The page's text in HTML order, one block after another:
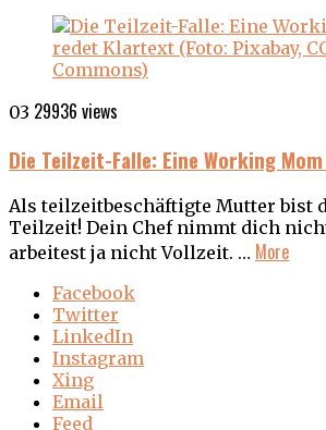
03 29936 views
Die Teilzeit-Falle: Eine Working
Als teilzeitbeschäftigte Mutter bist
Teilzeit! Dein Chef nimmt dich
arbeitest ja nicht Vollzeit. … More
Facebook
Twitter
LinkedIn
Instagram
Xing
Email
Feed